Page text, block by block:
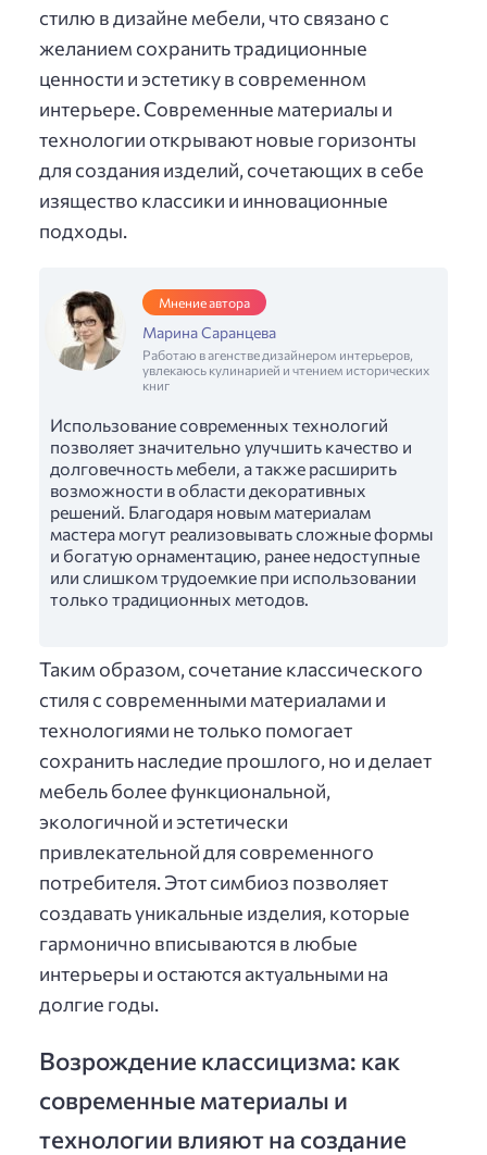
стилю в дизайне мебели, что связано с
желанием сохранить традиционные
ценности и эстетику в современном
интерьере. Современные материалы и
технологии открывают новые горизонты
для создания изделий, сочетающих в себе
изящество классики и инновационные
подходы.
Мнение автора
Марина Саранцева
Работаю в агенстве дизайнером интерьеров,
увлекаюсь кулинарией и чтением исторических
книг
Использование современных технологий
позволяет значительно улучшить качество и
долговечность мебели, а также расширить
возможности в области декоративных
решений. Благодаря новым материалам
мастера могут реализовывать сложные формы
и богатую орнаментацию, ранее недоступные
или слишком трудоемкие при использовании
только традиционных методов.
Таким образом, сочетание классического
стиля с современными материалами и
технологиями не только помогает
сохранить наследие прошлого, но и делает
мебель более функциональной,
экологичной и эстетически
привлекательной для современного
потребителя. Этот симбиоз позволяет
создавать уникальные изделия, которые
гармонично вписываются в любые
интерьеры и остаются актуальными на
долгие годы.
Возрождение классицизма: как
современные материалы и
технологии влияют на создание